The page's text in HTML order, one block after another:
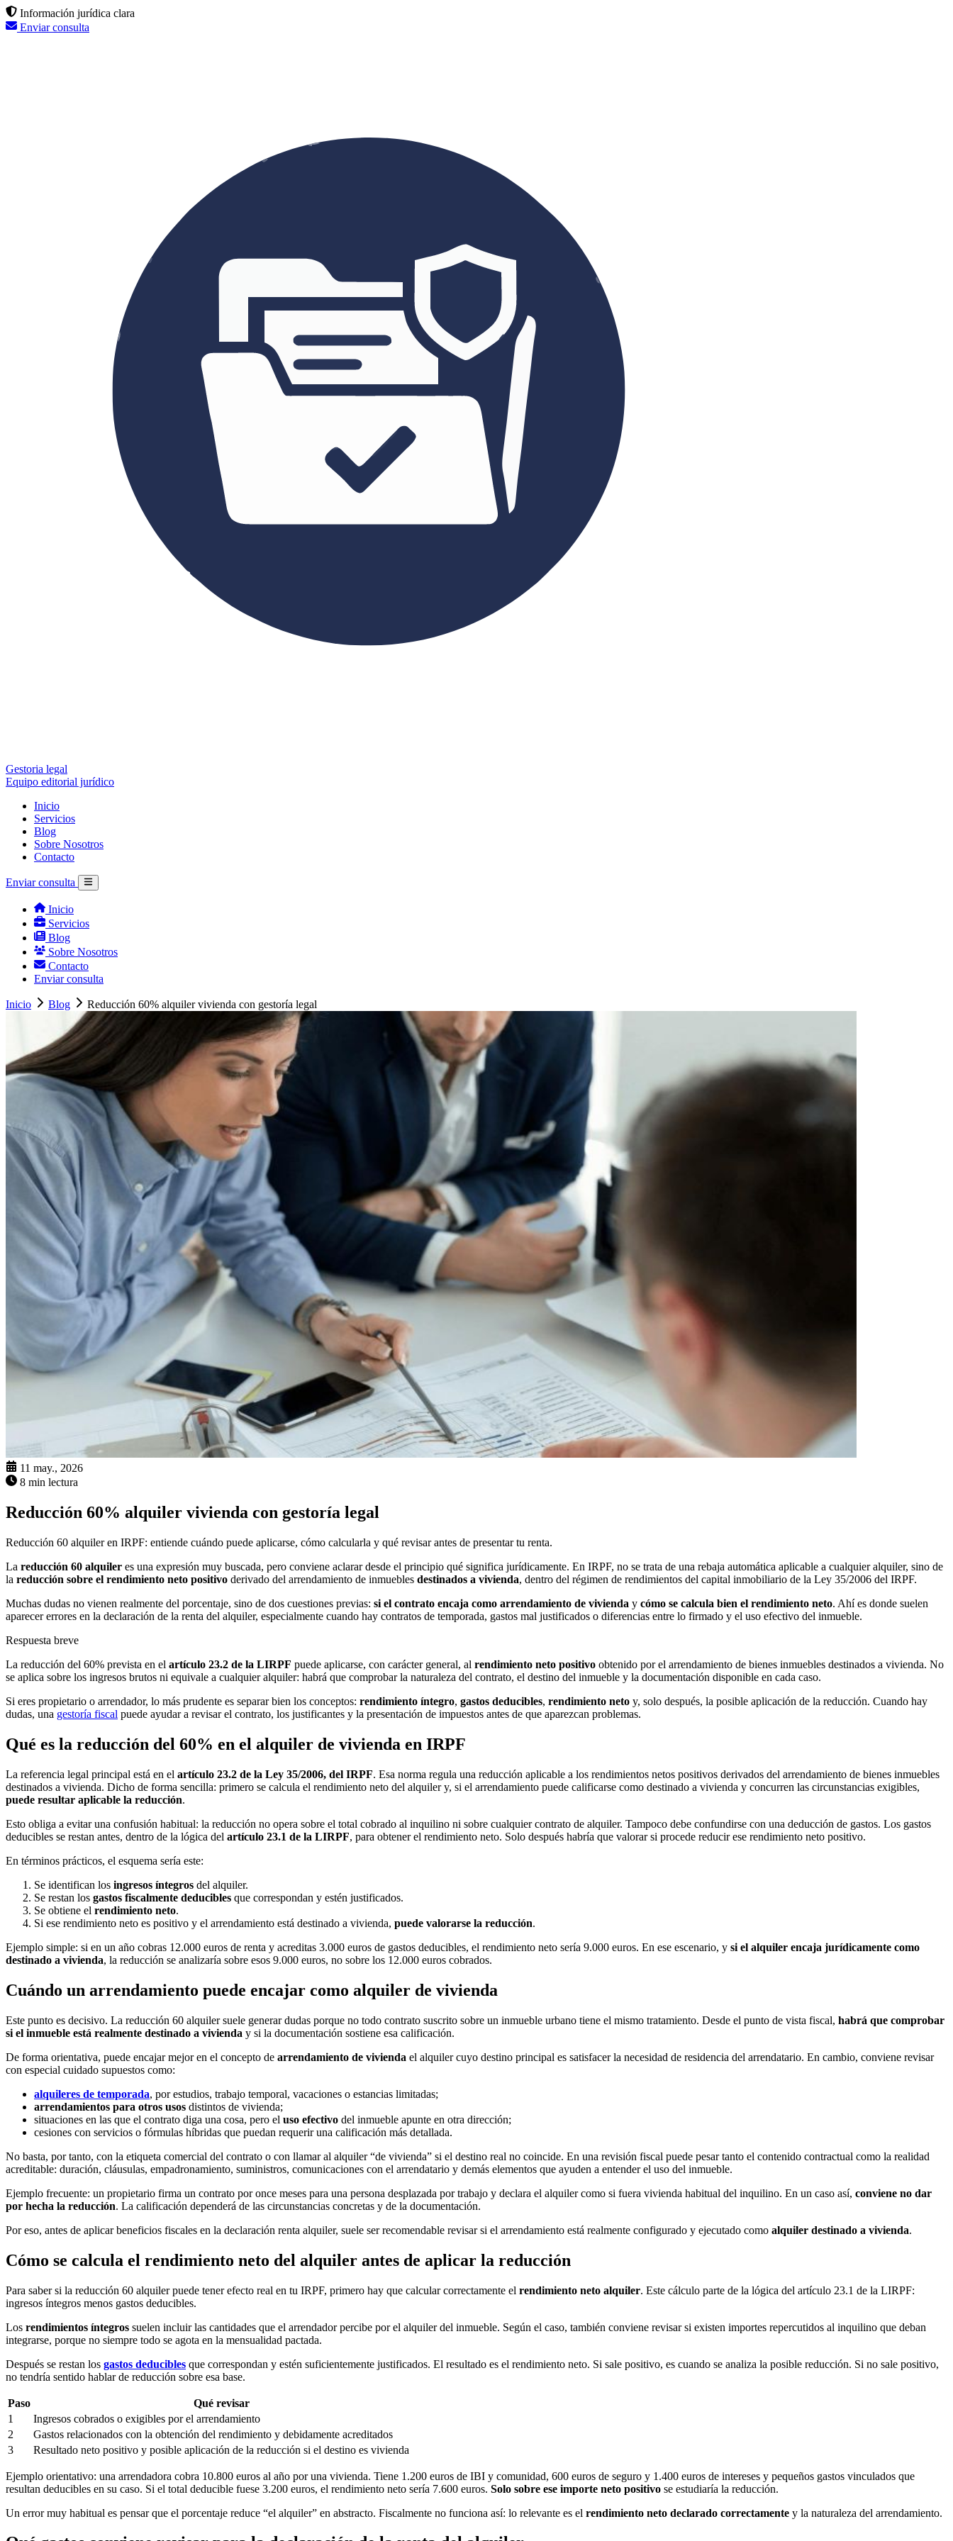
Información jurídica clara
Enviar consulta
Gestoria legal
Equipo editorial jurídico
Inicio
Servicios
Blog
Sobre Nosotros
Contacto
Enviar consulta
Inicio
Servicios
Blog
Sobre Nosotros
Contacto
Enviar consulta
Inicio Blog Reducción 60% alquiler vivienda con gestoría legal
11 may., 2026
8 min lectura
Reducción 60% alquiler vivienda con gestoría legal
Reducción 60 alquiler en IRPF: entiende cuándo puede aplicarse, cómo calcularla y qué revisar antes de presentar tu renta.
La reducción 60 alquiler es una expresión muy buscada, pero conviene aclarar desde el principio qué significa jurídicamente. En IRPF, no se trata de una rebaja automática aplicable a cualquier alquiler, sino de
la reducción sobre el rendimiento neto positivo derivado del arrendamiento de inmuebles destinados a vivienda, dentro del régimen de rendimientos del capital inmobiliario de la Ley 35/2006 del IRPF.
Muchas dudas no vienen realmente del porcentaje, sino de dos cuestiones previas: si el contrato encaja como arrendamiento de vivienda y cómo se calcula bien el rendimiento neto. Ahí es donde suelen
aparecer errores en la declaración de la renta del alquiler, especialmente cuando hay contratos de temporada, gastos mal justificados o diferencias entre lo firmado y el uso efectivo del inmueble.
Respuesta breve
La reducción del 60% prevista en el artículo 23.2 de la LIRPF puede aplicarse, con carácter general, al rendimiento neto positivo obtenido por el arrendamiento de bienes inmuebles destinados a vivienda. No
se aplica sobre los ingresos brutos ni equivale a cualquier alquiler: habrá que comprobar la naturaleza del contrato, el destino del inmueble y la documentación disponible en cada caso.
Si eres propietario o arrendador, lo más prudente es separar bien los conceptos: rendimiento íntegro, gastos deducibles, rendimiento neto y, solo después, la posible aplicación de la reducción. Cuando hay
dudas, una gestoría fiscal puede ayudar a revisar el contrato, los justificantes y la presentación de impuestos antes de que aparezcan problemas.
Qué es la reducción del 60% en el alquiler de vivienda en IRPF
La referencia legal principal está en el artículo 23.2 de la Ley 35/2006, del IRPF. Esa norma regula una reducción aplicable a los rendimientos netos positivos derivados del arrendamiento de bienes inmuebles
destinados a vivienda. Dicho de forma sencilla: primero se calcula el rendimiento neto del alquiler y, si el arrendamiento puede calificarse como destinado a vivienda y concurren las circunstancias exigibles,
puede resultar aplicable la reducción.
Esto obliga a evitar una confusión habitual: la reducción no opera sobre el total cobrado al inquilino ni sobre cualquier contrato de alquiler. Tampoco debe confundirse con una deducción de gastos. Los gastos
deducibles se restan antes, dentro de la lógica del artículo 23.1 de la LIRPF, para obtener el rendimiento neto. Solo después habría que valorar si procede reducir ese rendimiento neto positivo.
En términos prácticos, el esquema sería este:
Se identifican los ingresos íntegros del alquiler.
Se restan los gastos fiscalmente deducibles que correspondan y estén justificados.
Se obtiene el rendimiento neto.
Si ese rendimiento neto es positivo y el arrendamiento está destinado a vivienda, puede valorarse la reducción.
Ejemplo simple: si en un año cobras 12.000 euros de renta y acreditas 3.000 euros de gastos deducibles, el rendimiento neto sería 9.000 euros. En ese escenario, y si el alquiler encaja jurídicamente como
destinado a vivienda, la reducción se analizaría sobre esos 9.000 euros, no sobre los 12.000 euros cobrados.
Cuándo un arrendamiento puede encajar como alquiler de vivienda
Este punto es decisivo. La reducción 60 alquiler suele generar dudas porque no todo contrato suscrito sobre un inmueble urbano tiene el mismo tratamiento. Desde el punto de vista fiscal, habrá que comprobar
si el inmueble está realmente destinado a vivienda y si la documentación sostiene esa calificación.
De forma orientativa, puede encajar mejor en el concepto de arrendamiento de vivienda el alquiler cuyo destino principal es satisfacer la necesidad de residencia del arrendatario. En cambio, conviene revisar
con especial cuidado supuestos como:
alquileres de temporada, por estudios, trabajo temporal, vacaciones o estancias limitadas;
arrendamientos para otros usos distintos de vivienda;
situaciones en las que el contrato diga una cosa, pero el uso efectivo del inmueble apunte en otra dirección;
cesiones con servicios o fórmulas híbridas que puedan requerir una calificación más detallada.
No basta, por tanto, con la etiqueta comercial del contrato o con llamar al alquiler “de vivienda” si el destino real no coincide. En una revisión fiscal puede pesar tanto el contenido contractual como la realidad
acreditable: duración, cláusulas, empadronamiento, suministros, comunicaciones con el arrendatario y demás elementos que ayuden a entender el uso del inmueble.
Ejemplo frecuente: un propietario firma un contrato por once meses para una persona desplazada por trabajo y declara el alquiler como si fuera vivienda habitual del inquilino. En un caso así, conviene no dar
por hecha la reducción. La calificación dependerá de las circunstancias concretas y de la documentación.
Por eso, antes de aplicar beneficios fiscales en la declaración renta alquiler, suele ser recomendable revisar si el arrendamiento está realmente configurado y ejecutado como alquiler destinado a vivienda.
Cómo se calcula el rendimiento neto del alquiler antes de aplicar la reducción
Para saber si la reducción 60 alquiler puede tener efecto real en tu IRPF, primero hay que calcular correctamente el rendimiento neto alquiler. Este cálculo parte de la lógica del artículo 23.1 de la LIRPF:
ingresos íntegros menos gastos deducibles.
Los rendimientos íntegros suelen incluir las cantidades que el arrendador percibe por el alquiler del inmueble. Según el caso, también conviene revisar si existen importes repercutidos al inquilino que deban
integrarse, porque no siempre todo se agota en la mensualidad pactada.
Después se restan los gastos deducibles que correspondan y estén suficientemente justificados. El resultado es el rendimiento neto. Si sale positivo, es cuando se analiza la posible reducción. Si no sale positivo,
no tendría sentido hablar de reducción sobre esa base.
Paso
Qué revisar
1
Ingresos cobrados o exigibles por el arrendamiento
2
Gastos relacionados con la obtención del rendimiento y debidamente acreditados
3
Resultado neto positivo y posible aplicación de la reducción si el destino es vivienda
Ejemplo orientativo: una arrendadora cobra 10.800 euros al año por una vivienda. Tiene 1.200 euros de IBI y comunidad, 600 euros de seguro y 1.400 euros de intereses y pequeños gastos vinculados que
resultan deducibles en su caso. Si el total deducible fuese 3.200 euros, el rendimiento neto sería 7.600 euros. Solo sobre ese importe neto positivo se estudiaría la reducción.
Un error muy habitual es pensar que el porcentaje reduce “el alquiler” en abstracto. Fiscalmente no funciona así: lo relevante es el rendimiento neto declarado correctamente y la naturaleza del arrendamiento.